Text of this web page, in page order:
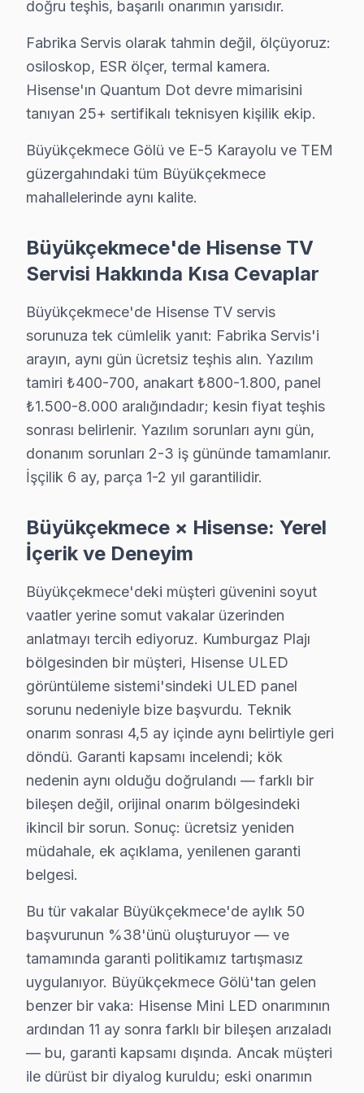
Hisense TV Pınartepe'de internet bağlantısı sorunuyla
Büyükçekmece TV Servis Merkezi →
Sırtköy Hisense Servis
Sırtköy'deki Hisense TV sahiplerinin yüzde sekseni
Hisense Servis Merkezi →
Türkoba Hisense Servis
Türkoba sakinlerine özel: Hisense TV tamirinde parça
Türkoba Hisense Açılmıyor Arıza →
Ulus Hisense Servis
Ulus semtindeki Hisense TV sorunları için kapıya kadar
Yenimahalle Hisense Servis
Yeşilbağlar Hisense Servis
Yeşilbağlar mahallesi Hisense TV teknisyeniniz ortalama
Büyükçekmece Hisense Servis →
Büyükçekmece Hisense TV Servis Hizmet
Büyükçekmece bölgesine kapıya gelen Hisense TV tamir
Hisense Uzman Teknisyen Ekibi —
Cenk D. — Hisense Servis Uzmanı
13 yıllık Hisense TV tamir deneyimi. Büyükçekmece ve
· Hisense fabrika servis sertifikası
· 2010'dan günümüze tüm Hisense modelleri
Büyükçekmece Servis İstatistikleri
doğru teşhis, başarılı onarımın yarısıdır.
Fabrika Servis olarak tahmin değil, ölçüyoruz:
osiloskop, ESR ölçer, termal kamera.
Hisense'ın Quantum Dot devre mimarisini
tanıyan 25+ sertifikalı teknisyen kişilik ekip.
Büyükçekmece Gölü ve E-5 Karayolu ve TEM
güzergahındaki tüm Büyükçekmece
mahallelerinde aynı kalite.
Büyükçekmece'de Hisense TV
Servisi Hakkında Kısa Cevaplar
Büyükçekmece'de Hisense TV servis
sorunuza tek cümlelik yanıt: Fabrika Servis'i
arayın, aynı gün ücretsiz teşhis alın. Yazılım
tamiri ₺400-700, anakart ₺800-1.800, panel
₺1.500-8.000 aralığındadır; kesin fiyat teşhis
sonrası belirlenir. Yazılım sorunları aynı gün,
donanım sorunları 2-3 iş gününde tamamlanır.
İşçilik 6 ay, parça 1-2 yıl garantilidir.
Büyükçekmece × Hisense: Yerel
İçerik ve Deneyim
Büyükçekmece'deki müşteri güvenini soyut
vaatler yerine somut vakalar üzerinden
anlatmayı tercih ediyoruz. Kumburgaz Plajı
bölgesinden bir müşteri, Hisense ULED
görüntüleme sistemi'sindeki ULED panel
sorunu nedeniyle bize başvurdu. Teknik
onarım sonrası 4,5 ay içinde aynı belirtiyle geri
döndü. Garanti kapsamı incelendi; kök
nedenin aynı olduğu doğrulandı — farklı bir
bileşen değil, orijinal onarım bölgesindeki
ikincil bir sorun. Sonuç: ücretsiz yeniden
müdahale, ek açıklama, yenilenen garanti
belgesi.
Bu tür vakalar Büyükçekmece'de aylık 50
başvurunun %38'ünü oluşturuyor — ve
tamamında garanti politikamız tartışmasız
uygulanıyor. Büyükçekmece Gölü'tan gelen
benzer bir vaka: Hisense Mini LED onarımının
ardından 11 ay sonra farklı bir bileşen arızaladı
— bu, garanti kapsamı dışında. Ancak müşteri
ile dürüst bir diyalog kuruldu; eski onarımın